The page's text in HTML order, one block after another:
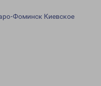
Фоминск Киевское